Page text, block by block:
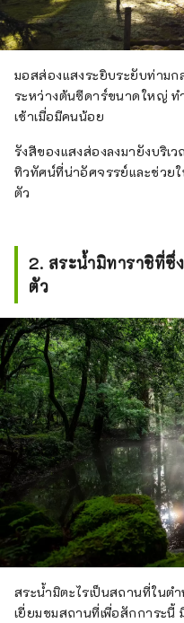
มอสส่องแสงระยิบระยับท่าม
ระหว่างต้นซีดาร์ขนาดใหญ่ ท
เช้าเมื่อมีคนน้อย
รังสีของแสงส่องลงมายังบริเ
ทิวทัศน์ที่น่าอัศจรรย์และช่วย
ตัว
2. สระน้ำมิทาราชิที่ซึ่
ตัว
สระน้ำมิตะไรเป็นสถานที่ในต
เยี่ยมชมสถานที่เพื่อสักการะนี้